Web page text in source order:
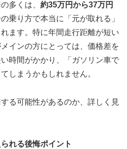
多くは、 約35万円から37万円
乗り方で本当に「元が取れる」
ます。特に年間走行距離が短い
インの方にとっては、価格差を
時間がかかり、「ガソリン車で
しまうかもしれません。
る可能性があるのか、詳しく見
れる後悔ポイント